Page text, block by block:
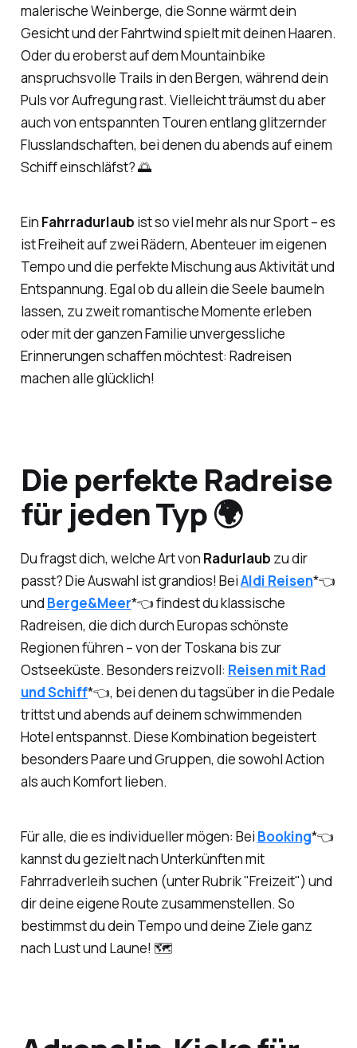
malerische Weinberge, die Sonne wärmt dein
Gesicht und der Fahrtwind spielt mit deinen Haaren.
Oder du eroberst auf dem Mountainbike
anspruchsvolle Trails in den Bergen, während dein
Puls vor Aufregung rast. Vielleicht träumst du aber
auch von entspannten Touren entlang glitzernder
Flusslandschaften, bei denen du abends auf einem
Schiff einschläfst? 🌅
Ein Fahrradurlaub ist so viel mehr als nur Sport – es
ist Freiheit auf zwei Rädern, Abenteuer im eigenen
Tempo und die perfekte Mischung aus Aktivität und
Entspannung. Egal ob du allein die Seele baumeln
lassen, zu zweit romantische Momente erleben
oder mit der ganzen Familie unvergessliche
Erinnerungen schaffen möchtest: Radreisen
machen alle glücklich!
Die perfekte Radreise
für jeden Typ 🌍
Du fragst dich, welche Art von Radurlaub zu dir
passt? Die Auswahl ist grandios! BeiAldi Reisen*👈
und Berge&Meer*👈 findest du klassische
Radreisen, die dich durch Europas schönste
Regionen führen – von der Toskana bis zur
Ostseeküste. Besonders reizvoll: Reisen mit Rad
und Schiff*👈, bei denen du tagsüber in die Pedale
trittst und abends auf deinem schwimmenden
Hotel entspannst. Diese Kombination begeistert
besonders Paare und Gruppen, die sowohl Action
als auch Komfort lieben.
Für alle, die es individueller mögen: Bei Booking*👈
kannst du gezielt nach Unterkünften mit
Fahrradverleih suchen (unter Rubrik "Freizeit") und
dir deine eigene Route zusammenstellen. So
bestimmst du dein Tempo und deine Ziele ganz
nach Lust und Laune! 🗺️